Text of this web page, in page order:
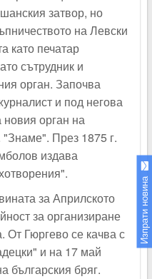
затвор, но
на Левски
като печатар
сътрудник и
орган. Започва
и под негова
новия орган на
През 1875 г.
издава
за Априлското
за организиране
От Гюргево се качва с
и на 17 май
българския бряг.
Изпрати новина